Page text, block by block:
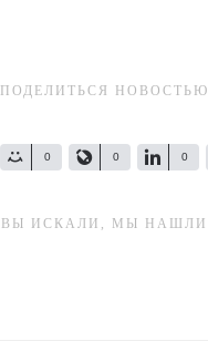
ПОДЕЛИТЬСЯ НОВОСТЬЮ
0 0 0
ВЫ ИСКАЛИ, МЫ НАШЛИ